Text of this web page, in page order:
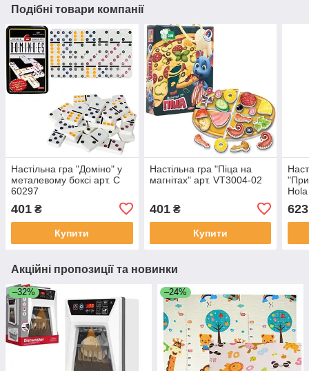
Подібні товари компанії
Настільна гра "Доміно" у
металевому боксі арт. C
60297
401 ₴
Купити
Настільна гра "Піца на
магнітах" арт. VT3004-02
401₴
Купити
623
Акційні пропозиції та новинки
–32% –24%